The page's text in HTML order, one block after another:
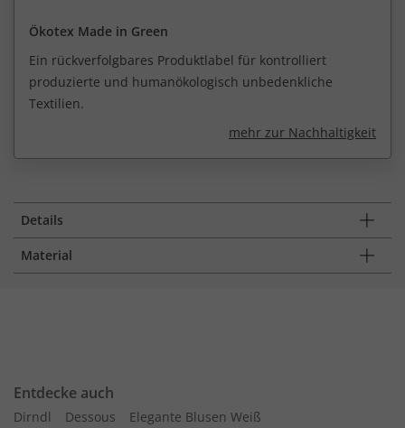
Ökotex Made in Green
Ein rückverfolgbares Produktlabel für kontrolliert
produzierte und humanökologisch unbedenkliche
Textilien.
mehr zur Nachhaltigkeit
Details
Material
Entdecke auch
Dirndl Dessous
Elegante Blusen Weiß